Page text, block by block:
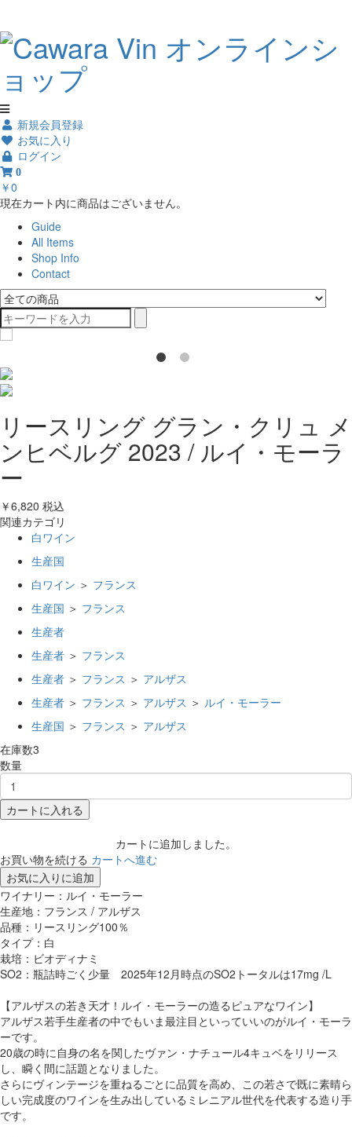
新規会員登録
お気に入り
ログイン
0
￥0
現在カート内に商品はございません。
Guide
All Items
Shop Info
Contact
リースリング グラン・クリュ メ
ンヒベルグ 2023 / ルイ・モーラ
ー
￥6,820 税込
関連カテゴリ
白ワイン
生産国
白ワイン ＞ フランス
生産国 ＞ フランス
生産者
生産者 ＞ フランス
生産者 ＞ フランス ＞ アルザス
生産者 ＞ フランス ＞ アルザス ＞ ルイ・モーラー
生産国 ＞ フランス ＞ アルザス
在庫数3
数量
カートに入れる
カートに追加しました。
お買い物を続ける カートへ進む
お気に入りに追加
ワイナリー：ルイ・モーラー
生産地：フランス / アルザス
品種：リースリング100％
タイプ：白
栽培：ビオディナミ
SO2：瓶詰時ごく少量 2025年12月時点のSO2トータルは17mg /L
【アルザスの若き天才！ルイ・モーラーの造るピュアなワイン】
アルザス若手生産者の中でもいま最注目といっていいのがルイ・モーラ
ーです。
20歳の時に自身の名を関したヴァン・ナチュール4キュベをリリース
し、瞬く間に話題となりました。
さらにヴィンテージを重ねるごとに品質を高め、この若さで既に素晴ら
しい完成度のワインを生み出しているミレニアル世代を代表する造り手
です。